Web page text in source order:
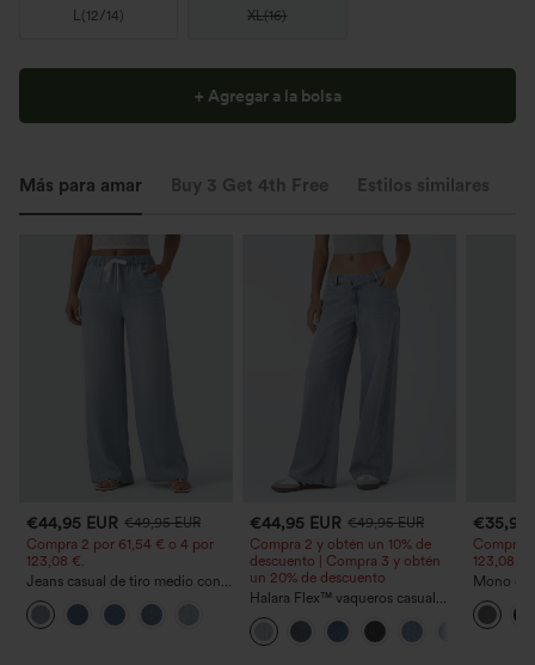
L(12/14) XL(16)
+ Agregar a la bolsa
Más para amar Buy 3 Get 4th Free Estilos similares
€44,95 EUR €49,95 EUR
Compra 2 por 61,54 € o 4 por
123,08 €.
Jeans casual de tiro medio con
cordón y bolsillos
€44,95 EUR €49,95 EUR
Compra 2 y obtén un 10% de
descuento | Compra 3 y obtén
un 20% de descuento
Halara Flex™ vaqueros casual
lavados asimétricos de tiro bajo
con bolsillos con cremallera,
corte baggy y pierna ancha
€35,95
Compra
123,08 €.
Mono
ancha,
- Easy